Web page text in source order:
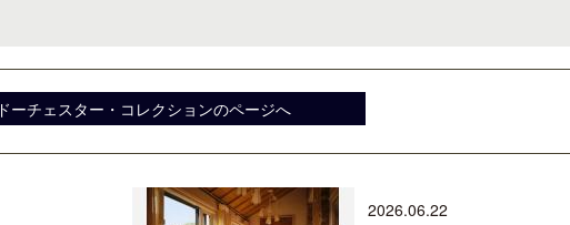
ドーチェスター・コレクションのページへ
2026.06.22